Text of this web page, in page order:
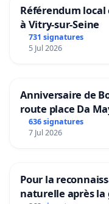
Référendum
à Vitry-sur-Seine
731 signatures
5 Jul 2026
Anniversaire de
route place Da
636 signatures
7 Jul 2026
Pour la
naturelle après la